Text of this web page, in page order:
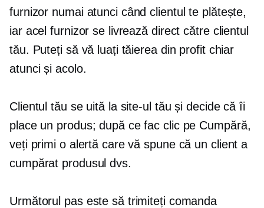
furnizor numai atunci când clientul te plătește,
iar acel furnizor se livrează direct către clientul
tău. Puteți să vă luați tăierea din profit chiar
atunci și acolo.
Clientul tău se uită la site-ul tău și decide că îi
place un produs; după ce fac clic pe Cumpără,
veți primi o alertă care vă spune că un client a
cumpărat produsul dvs.
Următorul pas este să trimiteți comanda